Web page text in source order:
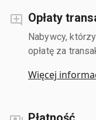
Opłaty
Nabywcy,
opłatę za
Więcej